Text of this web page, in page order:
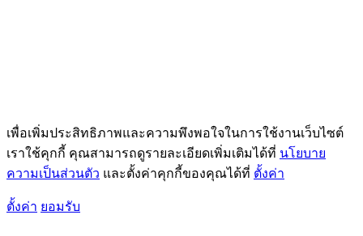
เพื่อเพิ่มประสิทธิภาพและความพึงพอใจในการใช้งานเว็บไซต์
เราใช้คุกกี้ คุณสามารถดูรายละเอียดเพิ่มเติมได้ที่ นโยบาย
ความเป็นส่วนตัว และตั้งค่าคุกกี้ของคุณได้ที่ ตั้งค่า
ตั้งค่า ยอมรับ